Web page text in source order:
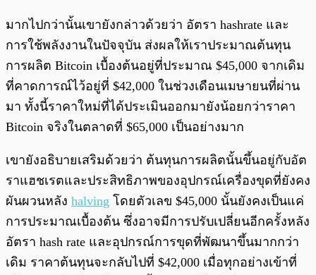
มากไปกว่านั้นเขายังกล่าวด้วยว่า อัตรา hashrate และ
การใช้พลังงานในปัจจุบัน ส่งผลให้เราประมาณต้นทุน
การผลิต Bitcoin เบื้องต้นอยู่ที่ประมาณ $45,000 จากเดิม
ที่คาดการณ์ไว้อยู่ที่ $42,000 ในช่วงเดือนเมษายนที่ผ่าน
มา ทั้งนี้ราคาใหม่ที่ได้ประเมินออกมายังน้อยกว่าราคา
Bitcoin จริงในตลาดที่ $65,000 เป็นอย่างมาก
เขายังอธิบายเสริมด้วยว่า ต้นทุนการผลิตนั้นขึ้นอยู่กับอัต
ราแฮชเรตและประสิทธิภาพของอุปกรณ์เครื่องขุดที่ยังคง
ผันผวนหลัง halving โดยตัวเลข $45,000 นั้นยังคงเป็นแค่
การประมาณเบื้องต้น ซึ่งอาจมีการปรับเปลี่ยนอีกครั้งหลัง
อัตรา hash rate และอุปกรณ์การขุดที่พัฒนาขึ้นมากกว่า
เดิม ราคาต้นทุนจะกลับไปที่ $42,000 เมื่อทุกอย่างเข้าที่